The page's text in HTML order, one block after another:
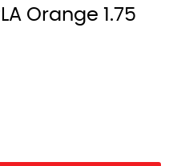
Orange 1.75